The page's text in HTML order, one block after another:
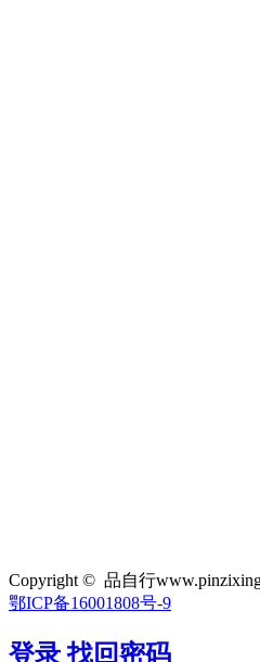
Copyright © 品自行
鄂ICP备16001808号-9
登录 找回密码